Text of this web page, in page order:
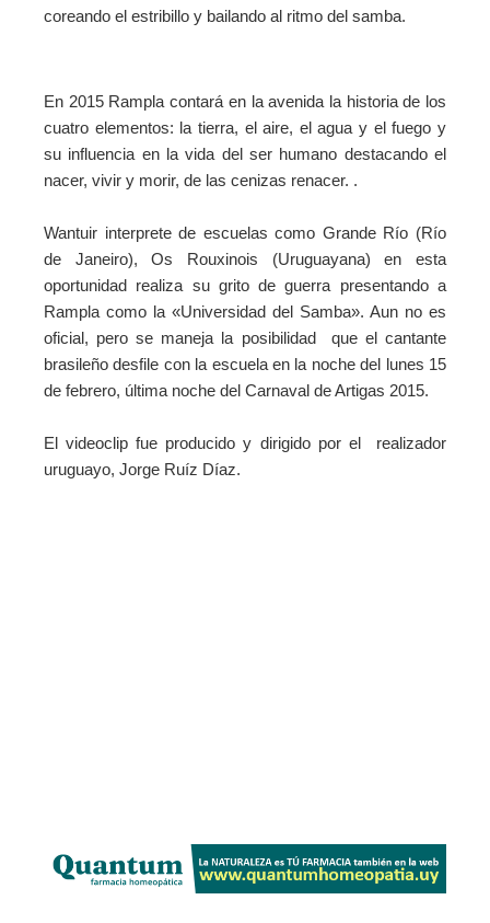
coreando el estribillo y bailando al ritmo del samba.
En 2015 Rampla contará en la avenida la historia de los
cuatro elementos: la tierra, el aire, el agua y el fuego y
su influencia en la vida del ser humano destacando el
nacer, vivir y morir, de las cenizas renacer. .
Wantuir interprete de escuelas como Grande Río (Río
de Janeiro), Os Rouxinois (Uruguayana) en esta
oportunidad realiza su grito de guerra presentando a
Rampla como la «Universidad del Samba». Aun no es
oficial, pero se maneja la posibilidad que el cantante
brasileño desfile con la escuela en la noche del lunes 15
de febrero, última noche del Carnaval de Artigas 2015.
El videoclip fue producido y dirigido por el realizador
uruguayo, Jorge Ruíz Díaz.